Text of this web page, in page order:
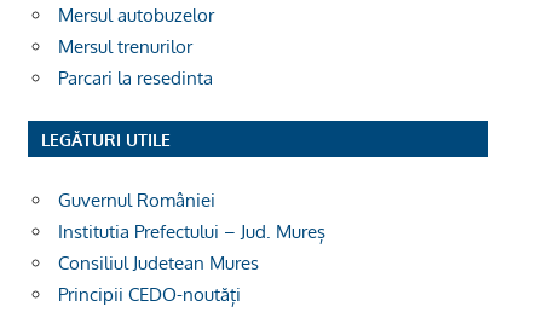
Mersul autobuzelor
Mersul trenurilor
Parcari la resedinta
LEGĂTURI UTILE
Guvernul României
Institutia Prefectului – Jud. Mureș
Consiliul Judetean Mures
Principii CEDO-noutăți